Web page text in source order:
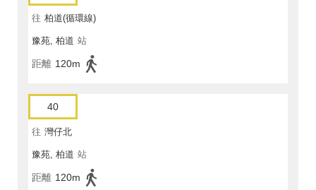
往 柏道(循環線)
豫苑, 柏道 站
距離 120m
40
往 灣仔北
豫苑, 柏道 站
距離 120m